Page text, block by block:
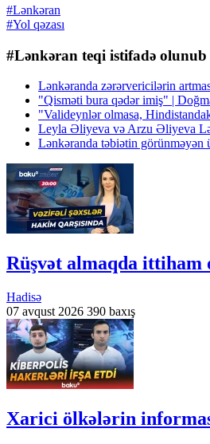
#Lənkəran
#Yol qəzası
#Lənkəran teqi istifadə olunub
Lənkəranda zərərvericilərin
"Qisməti bura qədər imiş" |
"Valideynlər olmasa,
Leyla Əliyeva və Arzu Əliyeva
Lənkəranda təbiətin görünməyən
Rüşvət almaqda ittiham
Hadisə
07 avqust 2026 390 baxış
Xarici ölkələrin